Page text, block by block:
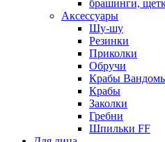
брашинги,
Аксессуары
Шу-шу
Резинки
Приколки
Обручи
Крабы
Крабы
Заколки
Гребни
Шпильки FF